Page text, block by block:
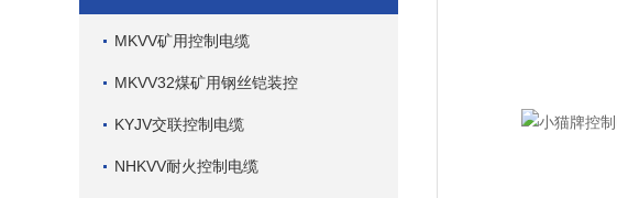
MKVV矿用控制电缆
MKVV32煤矿用钢丝铠装控
KYJV交联控制电缆
NHKVV耐火控制电缆